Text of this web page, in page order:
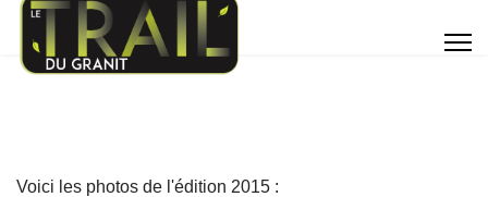
Voici les photos de l'édition 2015 :